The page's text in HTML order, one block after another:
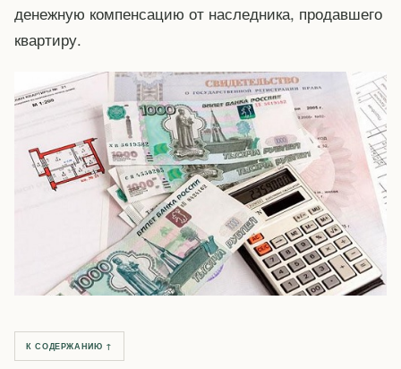
денежную компенсацию от наследника, продавшего
квартиру.
К СОДЕРЖАНИЮ ↑